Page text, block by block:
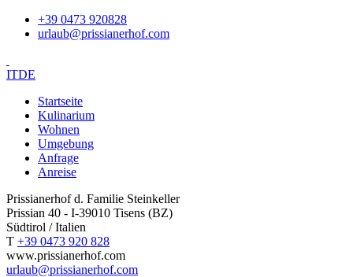
+39 0473 920828
urlaub@prissianerhof.com
ITDE
Startseite
Kulinarium
Wohnen
Umgebung
Anfrage
Anreise
Prissianerhof d. Familie Steinkeller
Prissian 40 - I-39010 Tisens (BZ)
Südtirol / Italien
T +39 0473 920 828
www.prissianerhof.com
urlaub@prissianerhof.com